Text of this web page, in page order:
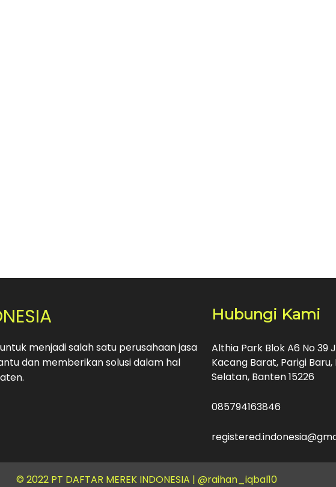
menjadi salah satu perusahaan jasa
dan memberikan solusi dalam hal
Hubungi Kami
Althia Park Blok A6 No 39
Kacang Barat, Parigi
Selatan, Banten 15226
085794163846
© 2022 PT DAFTAR MEREK INDONESIA | @raihan_iqbal10